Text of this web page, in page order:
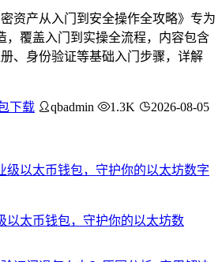
密资产从入门到安全操作全攻略》专为
，覆盖入门到实操全流程，内容包含
、身份验证等基础入门步骤，详解
下载 qbadmin 1.3K 2026-08-05
以太币钱包，守护你的以太坊数